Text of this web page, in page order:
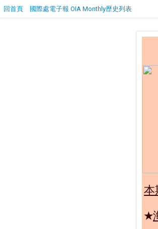
回首頁 國際處電子報 OIA Monthly歷史列表